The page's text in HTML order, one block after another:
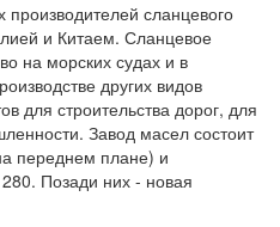
сланцевого
и Китаем. Сланцевое
на морских судах и в
других видов
для строительства дорог, для
Завод масел состоит
переднем плане) и
Позади них - новая